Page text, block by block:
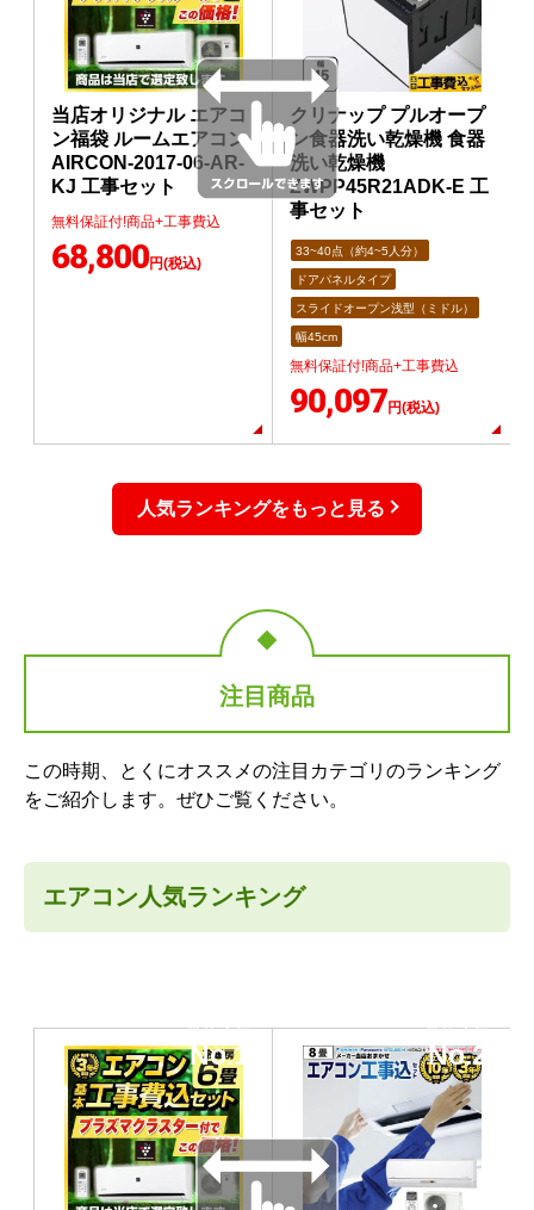
当店オリジナル エアコ
ン福袋 ルームエアコン
AIRCON-2017-06-AR-
KJ 工事セット
無料保証付!商品+工事費込
68,800円(税込)
クリナップ プルオープ
ン食器洗い乾燥機 食器
洗い乾燥機
ZWPP45R21ADK-E 工
事セット
33~40点（約4~5人分）
ドアパネルタイプ
スライドオープン浅型（ミドル）
幅45cm
無料保証付!商品+工事費込
90,097円(税込)
人気ランキングをもっと見る
注目商品
この時期、とくにオススメの注目カテゴリのランキング
をご紹介します。ぜひご覧ください。
エアコン人気ランキング
当店人気
No.1
当店人気
No.2